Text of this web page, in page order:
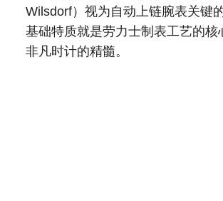
Wilsdorf）视为自动上链腕表关键
基础特质就是劳力士制表工艺的核
非凡时计的精髓。